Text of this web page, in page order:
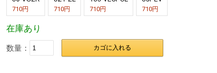
710円 710円 710円 710円
在庫あり
数量： カゴに入れる